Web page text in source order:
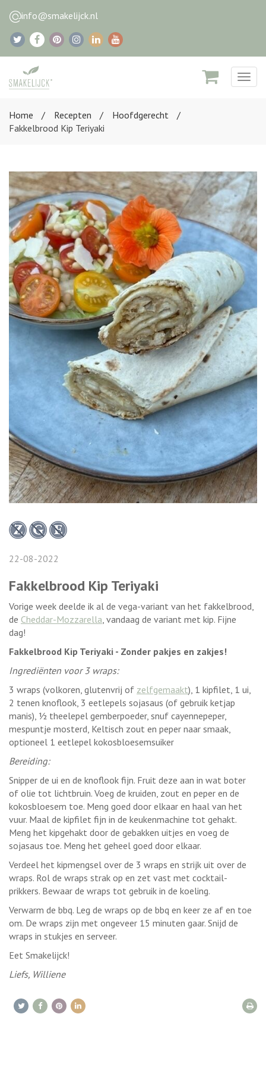
info@smakelijck.nl
Home
Recepten
Hoofdgerecht
Fakkelbrood Kip Teriyaki
22-08-2022
Fakkelbrood Kip Teriyaki
Vorige week deelde ik al de vega-variant van het fakkelbrood,
de Cheddar-Mozzarella , vandaag de variant met kip. Fijne
dag!
Fakkelbrood Kip Teriyaki - Zonder pakjes en zakjes!
Ingrediënten voor 3 wraps:
3 wraps (volkoren, glutenvrij of zelfgemaakt), 1 kipfilet, 1 ui,
2 tenen knoflook, 3 eetlepels sojasaus (of gebruik ketjap
manis), ½ theelepel gemberpoeder, snuf cayennepeper,
mespuntje mosterd, Keltisch zout en peper naar smaak,
optioneel 1 eetlepel kokosbloesemsuiker
Bereiding:
Snipper de ui en de knoflook fijn. Fruit deze aan in wat boter
of olie tot lichtbruin. Voeg de kruiden, zout en peper en de
kokosbloesem toe. Meng goed door elkaar en haal van het
vuur. Maal de kipfilet fijn in de keukenmachine tot gehakt.
Meng het kipgehakt door de gebakken uitjes en voeg de
sojasaus toe. Meng het geheel goed door elkaar.
Verdeel het kipmengsel over de 3 wraps en strijk uit over de
wraps. Rol de wraps strak op en zet vast met cocktail-
prikkers. Bewaar de wraps tot gebruik in de koeling.
Verwarm de bbq. Leg de wraps op de bbq en keer ze af en toe
om. De wraps zijn met ongeveer 15 minuten gaar. Snijd de
wraps in stukjes en serveer.
Eet Smakelijck!
Liefs, Williene